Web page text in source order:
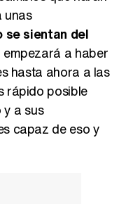
unas
se sientan del
empezará a haber
hasta ahora a las
rápido posible
a sus
capaz de eso y